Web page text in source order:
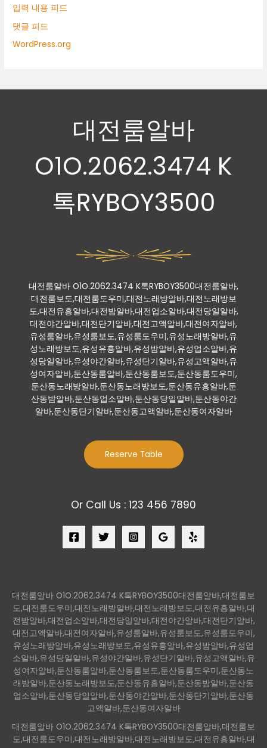
입력 내용 피드
댓글 피드
WordPress.org
대전룸알바
O1O.2062.3474 K
톡RYBOY3500
대전룸알바 O1O.2062.3474 K톡RYBOY3500대전룸알바,
대전룸보도,대전룸도우미,대전노래방알바,대전노래방보
도,대전유흥알바,대전밤알바,대전업소알바,대전당일알바,
대전야간알바,대전단기알바,대전고액알바,대전여자알바,
유성룸알바,유성룸보도,유성룸도우미,유성노래방알바,유
성노래방보도,유성유흥알바,유성밤알바,유성업소알바,유
성당일알바,유성야간알바,유성단기알바,유성고액알바,유
성여자알바,둔산동룸알바,둔산동룸보도,둔산동룸도우미,
둔산동노래방알바,둔산동노래방보도,둔산동유흥알바,둔
산동밤알바,둔산동업소알바,둔산동당일알바,둔산동야간
알바,둔산동단기알바,둔산동고액알바,둔산동여자알바
Reserve Table
Or Call Us : 123 456 7890
대전룸알바 O1O.2062.3474 K톡RYBOY3500대전룸알바,대전룸보
도,대전룸도우미,대전노래방알바,대전노래방보도,대전유흥알바,대
전밤알바,대전업소알바,대전당일알바,대전야간알바,대전단기알바,
대전고액알바,대전여자알바,유성룸알바,유성룸보도,유성룸도우미,
유성노래방알바,유성노래방보도,유성유흥알바,유성밤알바,유성업
소알바,유성당일알바,유성야간알바,유성단기알바,유성고액알바,유
성여자알바,둔산동룸알바,둔산동룸보도,둔산동룸도우미,둔산동노
래방알바,둔산동노래방보도,둔산동유흥알바,둔산동밤알바,둔산동
업소알바,둔산동당일알바,둔산동야간알바,둔산동단기알바,둔산동
고액알바,둔산동여자알바
대전룸알바 O1O.2062.3474 K톡RYBOY3500대전룸알바,대전룸보
도,대전룸도우미,대전노래방알바,대전노래방보도,대전유흥알바,대